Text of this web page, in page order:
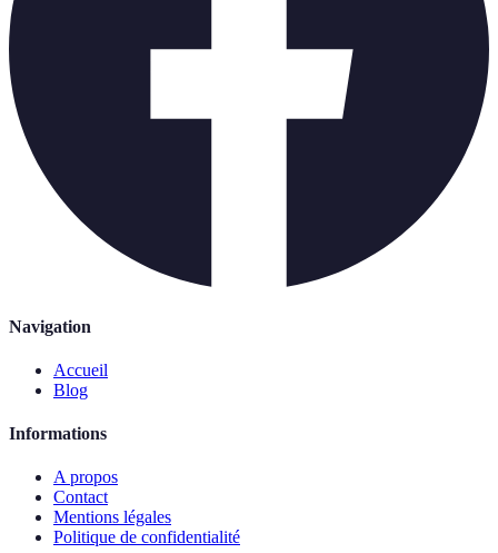
Navigation
Accueil
Blog
Informations
A propos
Contact
Mentions légales
Politique de confidentialité